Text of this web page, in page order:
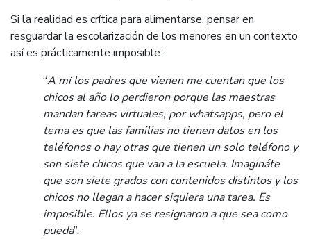
Si la realidad es crítica para alimentarse, pensar en
resguardar la escolarización de los menores en un contexto
así es prácticamente imposible:
“A mí los padres que vienen me cuentan que los
chicos al año lo perdieron porque las maestras
mandan tareas virtuales, por whatsapps, pero el
tema es que las familias no tienen datos en los
teléfonos o hay otras que tienen un solo teléfono y
son siete chicos que van a la escuela. Imagináte
que son siete grados con contenidos distintos y los
chicos no llegan a hacer siquiera una tarea. Es
imposible. Ellos ya se resignaron a que sea como
pueda”.